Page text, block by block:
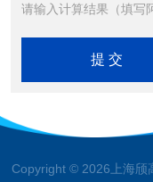
请输入计算结果（填写
Copyright © 2026上海